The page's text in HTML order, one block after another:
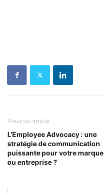
Previous article
L’Employee Advocacy : une
stratégie de communication
puissante pour votre marque
ou entreprise ?